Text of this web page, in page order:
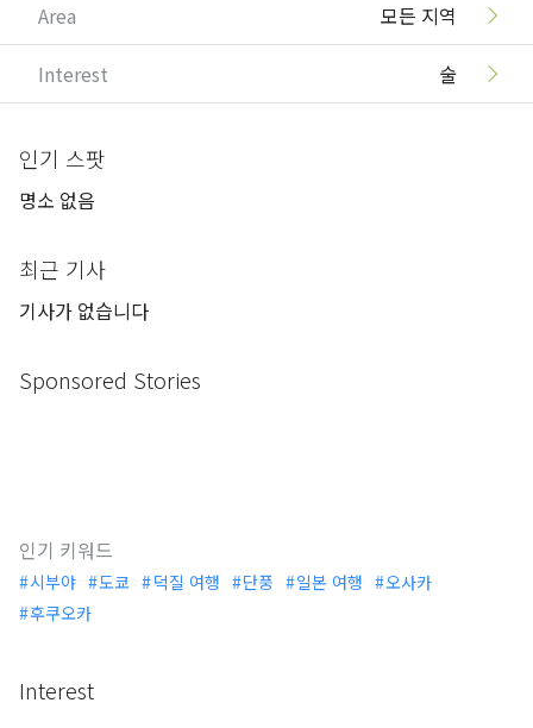
Area 모든 지역
Interest 술
인기 스팟
명소 없음
최근 기사
기사가 없습니다
Sponsored Stories
인기 키워드
시부야 도쿄 덕질 여행 단풍 일본 여행
오사카
후쿠오카
Interest